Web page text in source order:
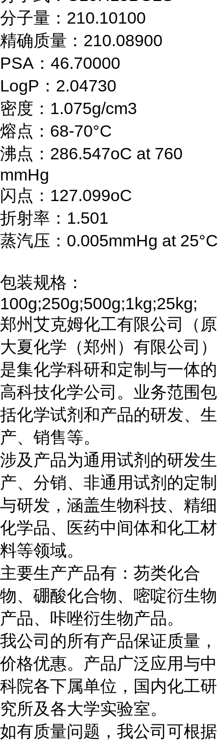
分子量：210.10100
精确质量：210.08900
PSA：46.70000
LogP：2.04730
密度：1.075g/cm3
熔点：68-70°C
沸点：286.547oC at 760
mmHg
闪点：127.099oC
折射率：1.501
蒸汽压：0.005mmHg at 25°C
包装规格：
100g;250g;500g;1kg;25kg;
郑州艾克姆化工有限公司（原
大夏化学（郑州）有限公司）
是集化学科研和定制与一体的
高科技化学公司。业务范围包
括化学试剂和产品的研发、生
产、销售等。
涉及产品为通用试剂的研发生
产、分销、非通用试剂的定制
与研发，涵盖生物科技、精细
化学品、医药中间体和化工材
料等领域。
主要生产产品有：芴类化合
物、硼酸化合物、嘧啶衍生物
产品、咔唑衍生物产品。
我公司的所有产品保证质量，
价格优惠。产品广泛应用与中
科院各下属单位，国内化工研
究所及各大学实验室。
如有质量问题，我公司可根据